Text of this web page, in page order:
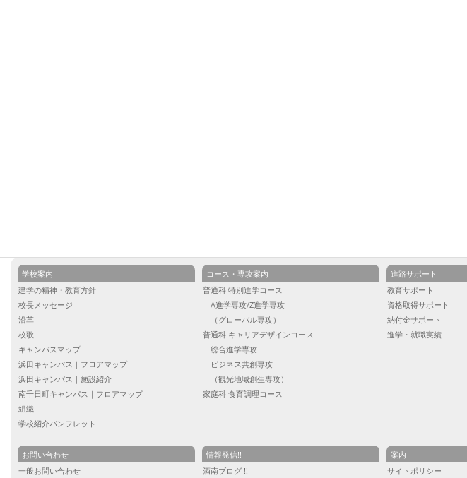
学校案内
建学の精神・教育方針
校長メッセージ
沿革
校歌
キャンパスマップ
浜田キャンパス｜フロアマップ
浜田キャンパス｜施設紹介
南千日町キャンパス｜フロアマップ
組織
学校紹介パンフレット
コース・専攻案内
普通科 特別進学コース
A進学専攻/Z進学専攻
（グローバル専攻）
普通科 キャリアデザインコース
総合進学専攻
ビジネス共創専攻
（観光地域創生専攻）
家庭科 食育調理コース
進路サポート
教育サポート
資格取得サポート
納付金サポート
進学・就職実績
お問い合わせ
一般お問い合わせ
情報発信!!
酒南ブログ !!
案内
サイトポリシー